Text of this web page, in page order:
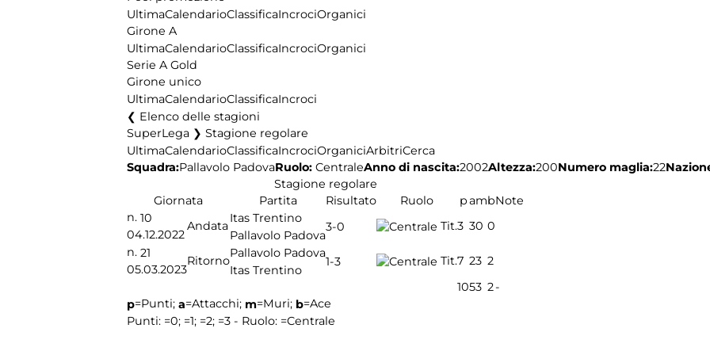
UltimaCalendarioClassificaIncrociOrganici
Girone A
UltimaCalendarioClassificaIncrociOrganici
Serie A Gold
Girone unico
UltimaCalendarioClassificaIncroci
Elenco delle stagioni
SuperLega ❯ Stagione regolare
UltimaCalendarioClassificaIncrociOrganiciArbitriCerca
Squadra:Pallavolo PadovaRuolo: CentraleAnno di nascita:2002Altezza:200Numero maglia:22
Stagione regolare
Giornata
Partita Risultato Ruolo pambNote
n. 10
04.12.2022
Andata
Itas Trentino
Pallavolo Padova
3-0 Tit.3 30 0
n. 21
05.03.2023
Ritorno
Pallavolo Padova
Itas Trentino
1-3 Tit.7 23 2
1053 2-
p=Punti; a=Attacchi; m=Muri; b=Ace
Punti: =0; =1; =2; =3 - Ruolo: =Centrale